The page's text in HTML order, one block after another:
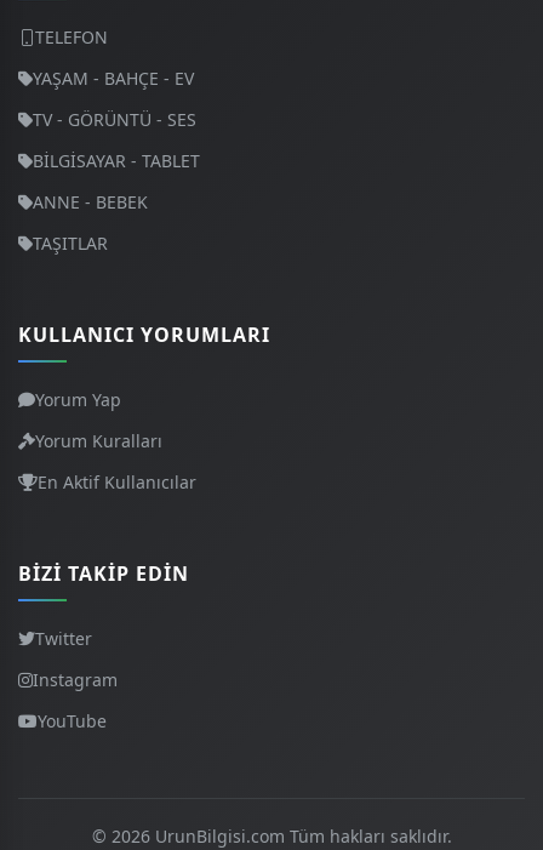
TELEFON
YAŞAM - BAHÇE - EV
TV - GÖRÜNTÜ - SES
BİLGİSAYAR - TABLET
ANNE - BEBEK
TAŞITLAR
KULLANICI YORUMLARI
Yorum Yap
Yorum Kuralları
En Aktif Kullanıcılar
BIZI TAKIP EDIN
Twitter
Instagram
YouTube
© 2026 UrunBilgisi.com Tüm hakları saklıdır.